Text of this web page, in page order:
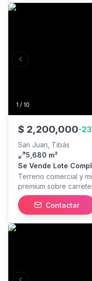
Uso de Suelo:
nueva Retiros frontal
1 / 10
Previous slide
$ 2,200,000-23
San Juan, Tibás
5,680 m²
Se Vende Lote
Terreno comercial y
premium sobre
terreno plano de
principal, ideal para
bodegas o
cobertura permitida
tierras Uso de suelo:
Contactar